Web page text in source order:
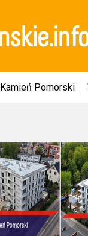
Kamień Pomorski